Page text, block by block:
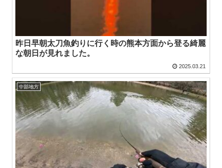
昨日早朝太刀魚釣りに行く時の熊本方面から登る綺麗
な朝日が見れました。
2025.03.21
中部地方